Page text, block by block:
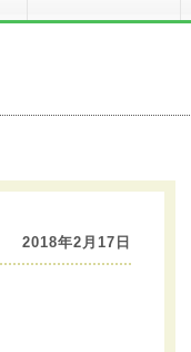
2018年2月17日